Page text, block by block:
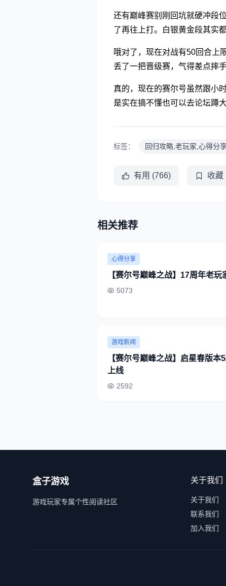
还有巅峰赛别刚回坑就硬冲段
了再往上打。白银黄金段其实
哦对了，现在对战有50回合上
丢了一把晋级赛，气得差点摔手
真的，现在的赛尔号虽然跟小
是实在搞不懂也可以去论坛蹲
标签： 回归攻略,老玩家,心得分
有用 (766) 收藏
相关推荐
心得分享
【赛尔号巅峰之战】17周年老玩
5073
游戏新闻
【赛尔号巅峰之战】启星春版
上线
2592
盒子游戏
游戏玩家专属个性阅读社区
关于我们
关于我们
联系我们
加入我们